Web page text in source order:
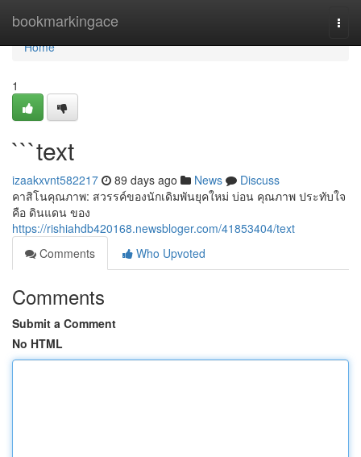
bookmarkingace
Home
Home
1
```text
izaakxvnt582217 89 days ago News
Discuss
คาสิโนคุณภาพ: สวรรค์ของนักเดิมพันยุคใหม่ บ่อน คุณภาพ ประทับใจ
คือ ดินแดน ของ
https://rishiahdb420168.newsbloger.com/41853404/text
Comments
Who Upvoted
Comments
Submit a Comment
No HTML